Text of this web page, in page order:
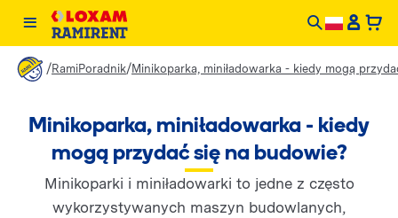
/RamiPoradnik/Minikoparka, miniładowarka - kiedy mogą
Minikoparka, miniładowarka - kiedy
mogą przydać się na budowie?
Minikoparki i miniładowarki to jedne z często
wykorzystywanych maszyn budowlanych,